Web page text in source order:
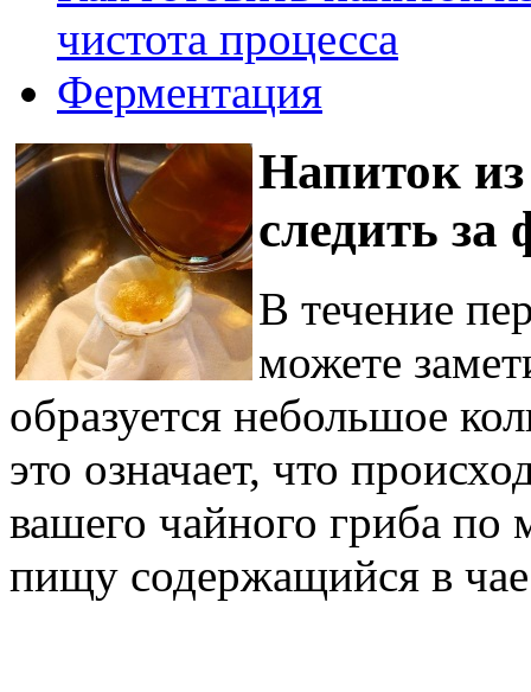
чистота процесса
Ферментация
Напиток
следить за
В течение
можете
образуется небольшое
это означает, что
вашего чайного гриба по
пищу содержащийся в чае